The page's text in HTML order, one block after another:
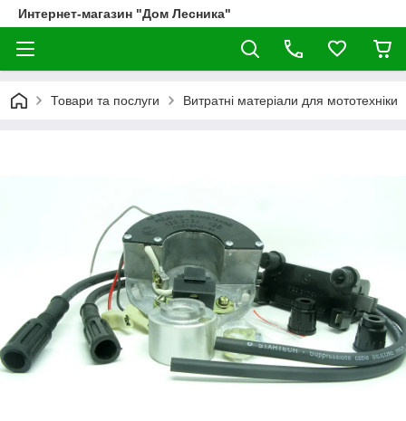
Интернет-магазин "Дом Лесника"
Товари та послуги Витратні матеріали для мототехніки